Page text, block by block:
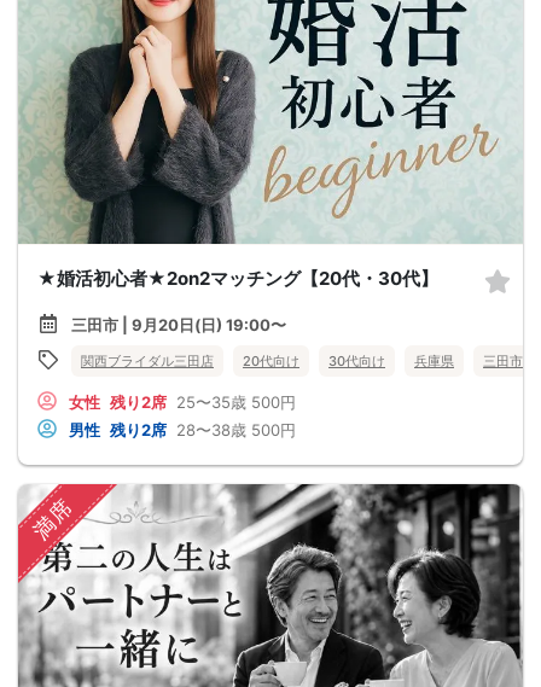
★婚活初心者★2on2マッチング【20代・30代】
三田市 | 9月20日(日) 19:00〜
関西ブライダル三田店 20代向け 30代向け 兵庫県 三田市
女性 残り2席 25〜35歳 500円
男性 残り2席 28〜38歳 500円
満席